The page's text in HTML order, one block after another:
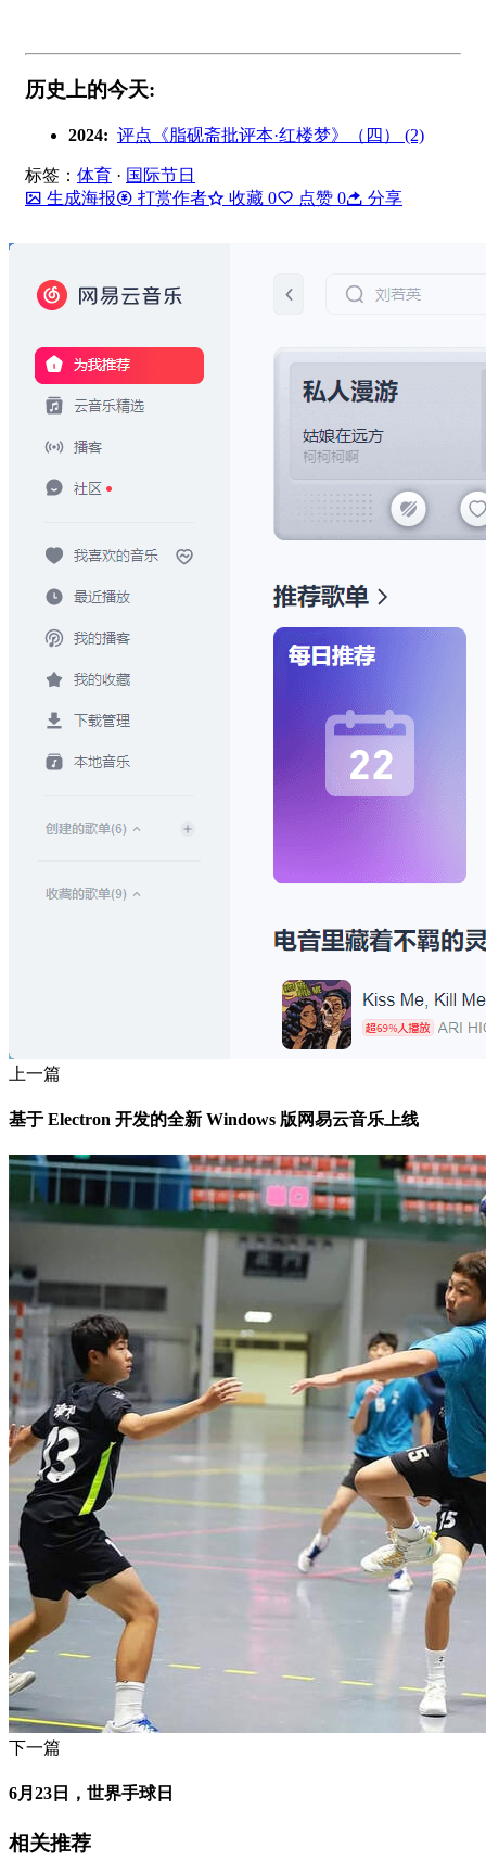
历史上的今天:
2024: 评点《脂砚斋批评本·红楼梦》（四） (2)
标签： 体育 · 国际节日
生成海报
打赏作者 收藏 0 点赞 0 分享
上一篇
基于 Electron 开发的全新 Windows 版网易云音乐上线
下一篇
6月23日，世界手球日
相关推荐